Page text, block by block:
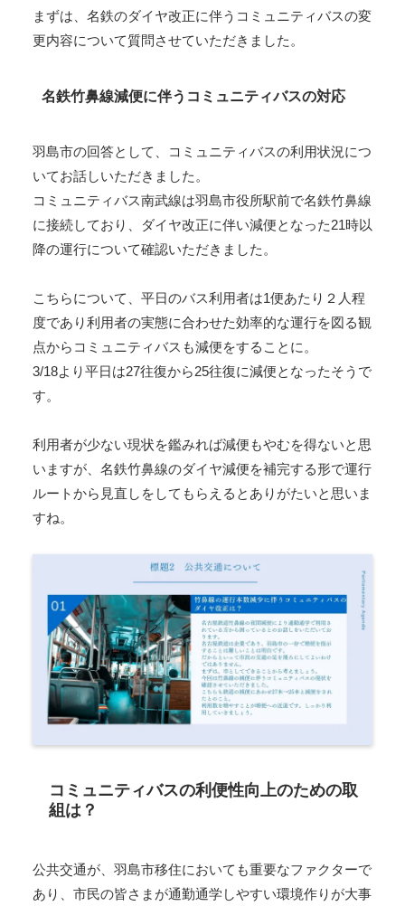
まずは、名鉄のダイヤ改正に伴うコミュニティバスの変
更内容について質問させていただきました。
名鉄竹鼻線減便に伴うコミュニティバスの対応
羽島市の回答として、コミュニティバスの利用状況につ
いてお話しいただきました。
コミュニティバス南武線は羽島市役所駅前で名鉄竹鼻線
に接続しており、ダイヤ改正に伴い減便となった21時以
降の運行について確認いただきました。
こちらについて、平日のバス利用者は1便あたり２人程
度であり利用者の実態に合わせた効率的な運行を図る観
点からコミュニティバスも減便をすることに。
3/18より平日は27往復から25往復に減便となったそうで
す。
利用者が少ない現状を鑑みれば減便もやむを得ないと思
いますが、名鉄竹鼻線のダイヤ減便を補完する形で運行
ルートから見直しをしてもらえるとありがたいと思いま
すね。
コミュニティバスの利便性向上のための取
組は？
公共交通が、羽島市移住においても重要なファクターで
あり、市民の皆さまが通勤通学しやすい環境作りが大事